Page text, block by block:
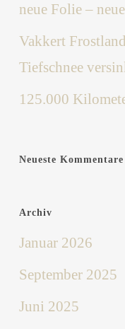
neue Folie –
Vakkert
Tiefschnee
125.000
Neueste Kommentare
Archiv
Januar 2026
September 2025
Juni 2025